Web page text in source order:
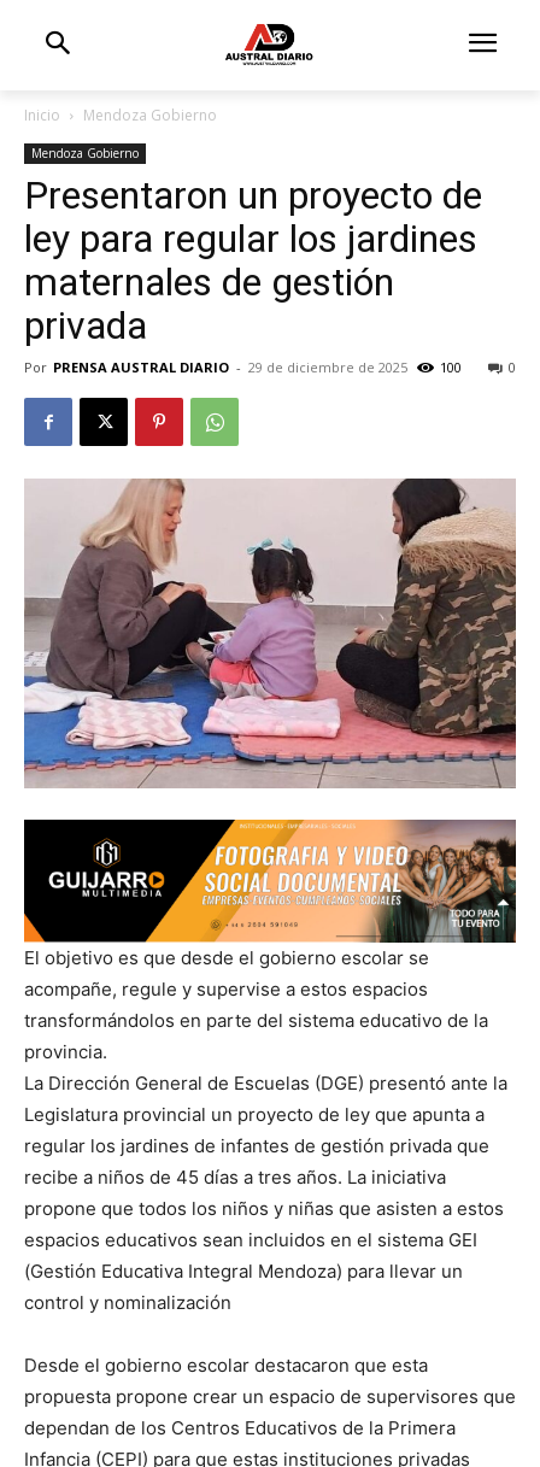
Inicio Mendoza Gobierno
Mendoza Gobierno
Presentaron un proyecto de
ley para regular los jardines
maternales de gestión
privada
Por PRENSA AUSTRAL DIARIO - 29 de diciembre de 2025 0
100
El objetivo es que desde el gobierno escolar se
acompañe, regule y supervise a estos espacios
transformándolos en parte del sistema educativo de la
provincia.
La Dirección General de Escuelas (DGE) presentó ante la
Legislatura provincial un proyecto de ley que apunta a
regular los jardines de infantes de gestión privada que
recibe a niños de 45 días a tres años. La iniciativa
propone que todos los niños y niñas que asisten a estos
espacios educativos sean incluidos en el sistema GEI
(Gestión Educativa Integral Mendoza) para llevar un
control y nominalización
Desde el gobierno escolar destacaron que esta
propuesta propone crear un espacio de supervisores que
dependan de los Centros Educativos de la Primera
Infancia (CEPI) para que estas instituciones privadas